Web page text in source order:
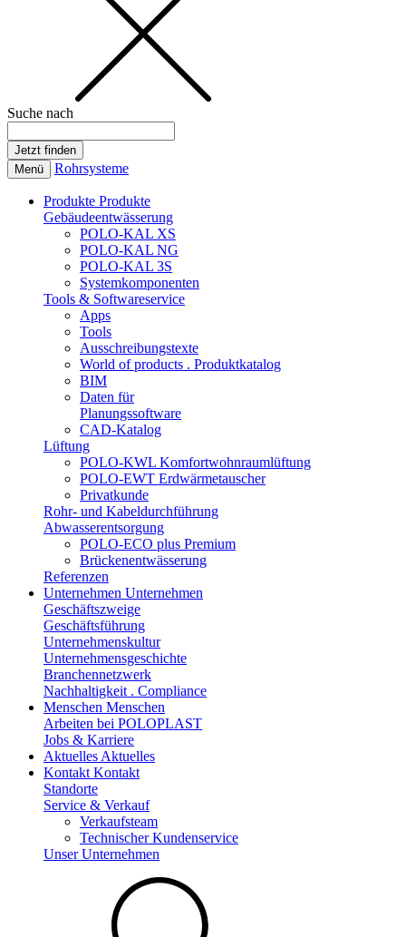
Suche nach
Menü Rohrsysteme
Produkte Produkte
Gebäudeentwässerung
POLO-KAL XS
POLO-KAL NG
POLO-KAL 3S
Systemkomponenten
Tools & Softwareservice
Apps
Tools
Ausschreibungstexte
World of products . Produktkatalog
BIM
Daten für
Planungssoftware
CAD-Katalog
Lüftung
POLO-KWL Komfortwohnraumlüftung
POLO-EWT Erdwärmetauscher
Privatkunde
Rohr- und Kabeldurchführung
Abwasserentsorgung
POLO-ECO plus Premium
Brückenentwässerung
Referenzen
Unternehmen Unternehmen
Geschäftszweige
Geschäftsführung
Unternehmenskultur
Unternehmensgeschichte
Branchennetzwerk
Nachhaltigkeit . Compliance
Menschen Menschen
Arbeiten bei POLOPLAST
Jobs & Karriere
Aktuelles Aktuelles
Kontakt Kontakt
Standorte
Service & Verkauf
Verkaufsteam
Technischer Kundenservice
Unser Unternehmen